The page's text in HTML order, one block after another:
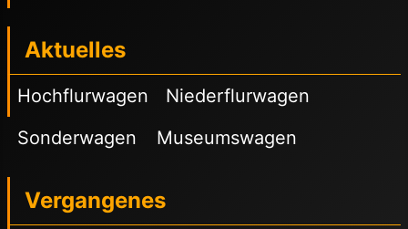
Aktuelles
Hochflurwagen
Niederflurwagen
Sonderwagen
Museumswagen
Vergangenes